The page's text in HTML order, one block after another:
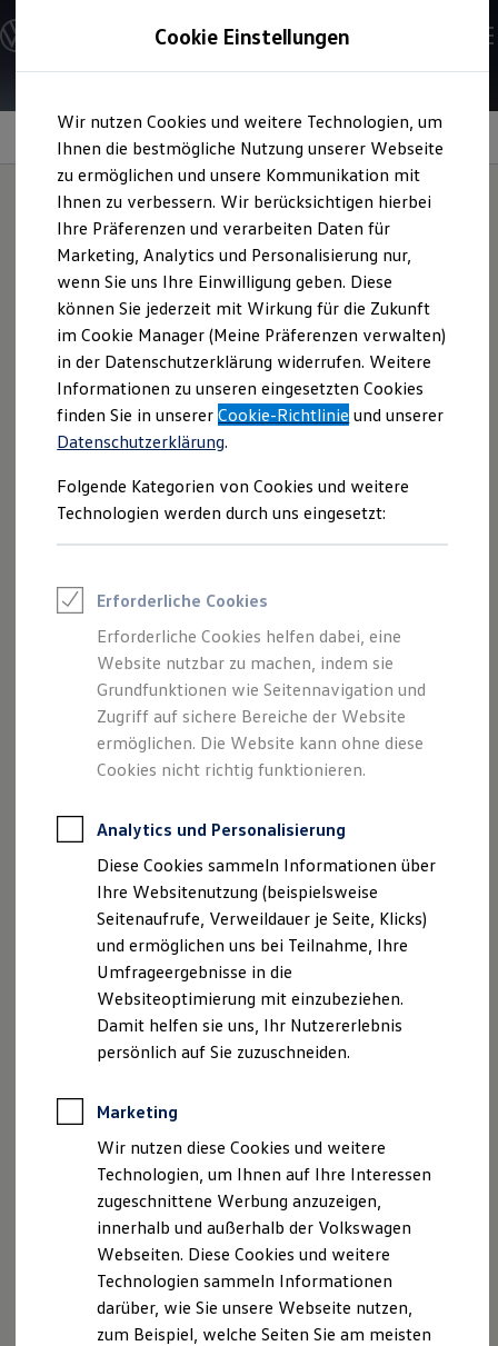
Hauptinhalt
springen
Footer
springen
Modelle und Konfigurator
Konfigurator
Modelle vergleichen
Elektroautos
ENERGY Sondermodelle
Nutzfahrzeuge
SUV und CUV
Familienautos
Kombis
Kompaktwagen
Sportwagen
Schnell verfügbare Fahrzeuge
Angebote und Produkte
Aktuelle Angebote
E-Auto-Förderung
Volkswagen Marktplatz
Die ENERGY Sondermodelle
Junge Gebrauchtwagen und Gebrauchtwagen
Volkswagen Zertifizierte Gebrauchtwagen
Elektromobilität bei Gebrauchtwagen
Saisonangebote
Reifenpakete
Leasing
Leasing-Angebote
Elektroauto Leasing
Kleinwagen-Leasing
Leasing ohne Anzahlung
Finanzierung
Autokredit mit Schlussrate
Versicherungen und Garantien
Kfz-Versicherung
Restschuldversicherungen
Garantien
Professional Class bei Volkswagen
Behörden
Direktkunden
Sonderfahrzeuge
Anpfiff zum Gewinn
Elektromobilität
Elektroautos
ID. Tutorials
Der neue ID. Polo
Der neue ID.3 Neo
Der ID.4
Der ID.7
Der ID.7 GTX
Der ID.7 Tourer
Der ID.7 GTX Tourer
Der ID. Buzz
Der neue ID. Cross
Elektrofahrzeugkonzepte
ID. EVERY1
Reichweite der ID. Modelle
Reichweite im Winter
Rekuperation
Car Explainer
DerGolf
Entdecken Sie in kurzen Erklärfilmen die top
Features des Golf:
Erste Schritte
Digitales Bordbuch
We Connectnutzen
Digital Cockpit
Navigationssystem „Discover Pro“
Sprachbedienung nutzen
, 1 von 9 , 2 von 9 , 3 von 9 , 4 von 9
1 / 9
--:--
Verbleibende Zeit,
Nutzungsbedingungen
Datenschutzerklärungen
Cookie-Richtlinie
Lizenzhinweise Dritter
Angaben zum Digital Services Act (DSA)
EU Data Act
Produktsicherheitsinformationen
Vertrag Widerrufen
Cookie Einstellungen
Wir nutzen Cookies und weitere Technologien, um
Ihnen die bestmögliche Nutzung unserer Webseite
zu ermöglichen und unsere Kommunikation mit
Ihnen zu verbessern. Wir berücksichtigen hierbei
Ihre Präferenzen und verarbeiten Daten für
Marketing, Analytics und Personalisierung nur,
wenn Sie uns Ihre Einwilligung geben. Diese
können Sie jederzeit mit Wirkung für die Zukunft
im Cookie Manager (Meine Präferenzen verwalten)
in der Datenschutzerklärung widerrufen. Weitere
Informationen zu unseren eingesetzten Cookies
finden Sie in unsererCookie-Richtlinie und unserer
Datenschutzerklärung.
Folgende Kategorien von Cookies und weitere
Technologien werden durch uns eingesetzt:
Erforderliche Cookies
Erforderliche Cookies helfen dabei, eine
Website nutzbar zu machen, indem sie
Grundfunktionen wie Seitennavigation und
Zugriff auf sichere Bereiche der Website
ermöglichen. Die Website kann ohne diese
Cookies nicht richtig funktionieren.
Analytics und Personalisierung
Diese Cookies sammeln Informationen über
Ihre Websitenutzung (beispielsweise
Seitenaufrufe, Verweildauer je Seite, Klicks)
und ermöglichen uns bei Teilnahme, Ihre
Umfrageergebnisse in die
Websiteoptimierung mit einzubeziehen.
Damit helfen sie uns, Ihr Nutzererlebnis
persönlich auf Sie zuzuschneiden.
Marketing
Wir nutzen diese Cookies und weitere
Technologien, um Ihnen auf Ihre Interessen
zugeschnittene Werbung anzuzeigen,
innerhalb und außerhalb der Volkswagen
Webseiten. Diese Cookies und weitere
Technologien sammeln Informationen
darüber, wie Sie unsere Webseite nutzen,
zum Beispiel, welche Seiten Sie am meisten